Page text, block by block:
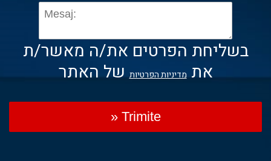
בשליחת הפרטים את/ה מאשר/ת
אתמדיניות הפרטיותשל האתר
» Trimite